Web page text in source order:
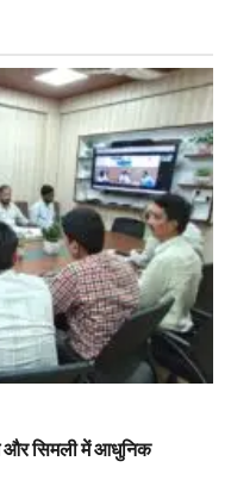
और सिमली में आधुनिक